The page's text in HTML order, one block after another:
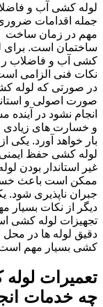
لوله کشی آب و
جمله اقدامات
مهم در زمان ساخت
ساختمان است. برای
کشی آب و فاضلاب
نکات فنی الزامی است
در صورتی که لوله
صورت اصولی و
انجام نشود در آینده
و خسارت های زیادی
بار خواهد آورد. یکی
لوله کشی حفظ
غیر استاندار بودن
ممکن است باعث
جبران ناپذیری شود.
دیگر از نکات بسیار
تجهیزات لوله کشی
دقیق لوله ها در محل
کشی بسیار مهم
تعمیرات
چه خدمات